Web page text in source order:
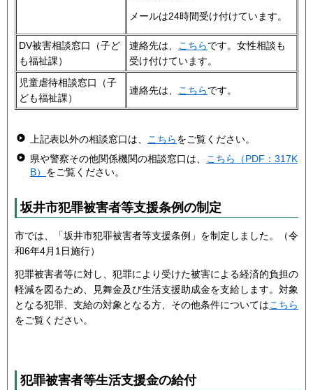
メールは24時間受け付けています。
DV被害相談窓口（子ど
も福祉課）
連絡先は、 こちらです。女性相談も
受け付けています。
児童虐待相談窓口（子
ども福祉課）
連絡先は、 こちらです。
上記表以外の相談窓口は、 こちらをご覧ください。
県や警察その他関係機関の相談窓口は、
こちら（PDF：317K
B） をご覧ください。
坂井市犯罪被害者等支援条例の制定
市では、「坂井市犯罪被害者等支援条例」を制定しました。（令
和6年4月1日施行）
犯罪被害者等に対し、犯罪により受けた被害による経済的負担の
軽減を図るため、見舞金及び生活支援助成金を支給します。対象
となる犯罪、支給の対象となる方、その他条件についてはこちら
をご覧ください。
犯罪被害者等生活支援金の給付